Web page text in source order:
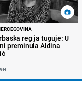
regija tuguje: U
preminula Aldina